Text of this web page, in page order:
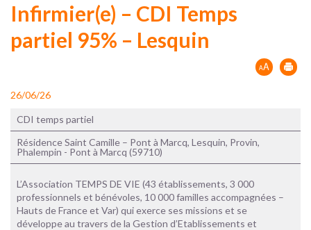
Infirmier(e) – CDI Temps
partiel 95% – Lesquin
26/06/26
CDI temps partiel
Résidence Saint Camille – Pont à Marcq, Lesquin, Provin,
Phalempin - Pont à Marcq (59710)
L’Association TEMPS DE VIE (43 établissements, 3 000
professionnels et bénévoles, 10 000 familles accompagnées –
Hauts de France et Var) qui exerce ses missions et se
développe au travers de la Gestion d’Etablissements et